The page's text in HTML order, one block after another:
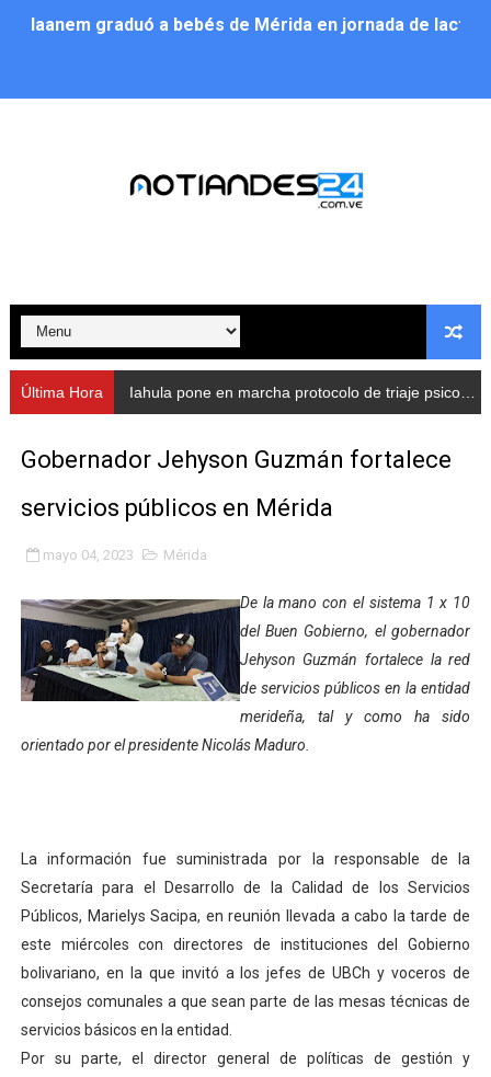
Iaanem graduó a bebés de Mérida en jornada de
Alcalde Nelson Álvarez llevó jornada recreativa a la
Nevado Gas optimiza servicio residencial en la
Balance semestral impulsa inclusión y atención a
Plan Vacacional Comunitario “Ríe 2026” recorre las
Alcaldía del Municipio Libertador realizó una jornada
Fundacite Mérida dicta taller gratuito de electrónica
INN-Mérida celebró el Lacto grado para promover el
Impulsan plan estratégico de seguridad ciudadana
Mérida impulsa desarrollo económico con taller de
Fomficc consolida alianzas e impulsa la economía
Inicia el plan vacacional Venezuela Renace en el
Entregan planta eléctrica para fortalecer la atención
Expertos inspeccionan espacios del OAN para la
Dictan MasterClass en el marco del Encuentro LAGO
Campo Elías avanza con plan de asfaltado
Última Hora Iahula pone en marcha protocolo de triaje psicosocial para atender a rescatistas
Gobernador Jehyson Guzmán fortalece
servicios públicos en Mérida
mayo 04, 2023 Mérida
De la mano con el sistema 1 x 10
del Buen Gobierno, el gobernador
Jehyson Guzmán fortalece la red
de servicios públicos en la entidad
merideña, tal y como ha sido
orientado por el presidente Nicolás Maduro.
La información fue suministrada por la responsable de la
Secretaría para el Desarrollo de la Calidad de los Servicios
Públicos, Marielys Sacipa, en reunión llevada a cabo la tarde de
este miércoles con directores de instituciones del Gobierno
bolivariano, en la que invitó a los jefes de UBCh y voceros de
consejos comunales a que sean parte de las mesas técnicas de
servicios básicos en la entidad.
Por su parte, el director general de políticas de gestión y